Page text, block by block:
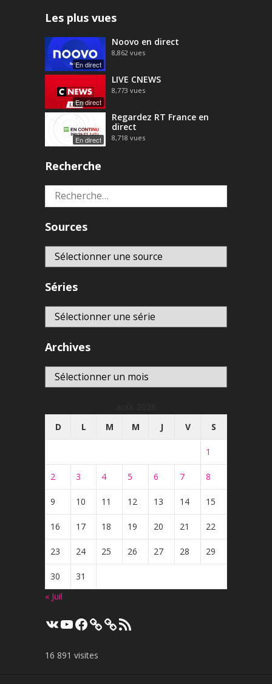
Les plus vues
En direct
Noovo en direct
8,862 vues
En direct
LIVE CNEWS
8,773 vues
En direct
Regardez RT France en
direct
8,718 vues
Recherche
Rechercher :
Sources
Séries
Archives
Archives
D
L M M J V S
1
2 3 4 5 6 7 8
9 10 11 12 13 14 15
16 17 18 19 20 21 22
23 24 25 26 27 28 29
30
31
« Juil
VK YouTube
Facebook Flux
RSS
16 891 visites